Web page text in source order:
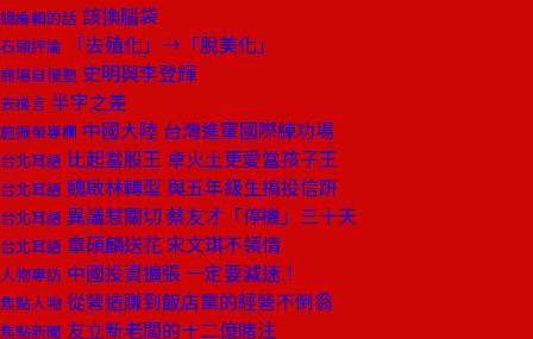
總編輯的話 該換腦袋
石頭評論 「去殖化」→「脫美化」
商場自慢塾 史明與李登輝
去梯言 半字之差
施振榮專欄 中國大陸 台灣進軍國際練功場
台北耳語 比起當股王 卓火土更愛當孩子王
台北耳語 魏啟林轉型 與五年級生搞投信趼
台北耳語 異議惹關切 蔡友才「停機」三十天
台北耳語 章碩麟送花 宋文琪不領情
人物專訪 中國投資擴張 一定要減速！
焦點人物 從營造賺到飯店業的經營不倒翁
焦點新聞 友立新老闆的十二億賭注